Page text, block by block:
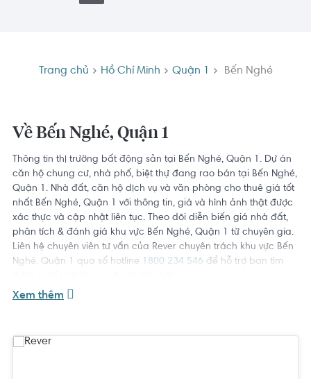
Trang chủ Hồ Chí Minh Quận 1 Bến Nghé
Về Bến Nghé, Quận 1
Thông tin thị trường bất động sản tại Bến Nghé, Quận 1. Dự án
căn hộ chung cư, nhà phố, biệt thự đang rao bán tại Bến Nghé,
Quận 1. Nhà đất, căn hộ dịch vụ và văn phòng cho thuê giá tốt
nhất Bến Nghé, Quận 1 với thông tin, giá và hình ảnh thật được
xác thực và cập nhật liên tục. Theo dõi diễn biến giá nhà đất,
phân tích & đánh giá khu vực Bến Nghé, Quận 1 từ chuyên gia.
Liên hệ chuyên viên tư vấn của Rever chuyên trách khu vực Bến
Nghé, Quận 1 qua số hotline 1800 234 546 để hỗ trợ bạn tìm
Xem thêm